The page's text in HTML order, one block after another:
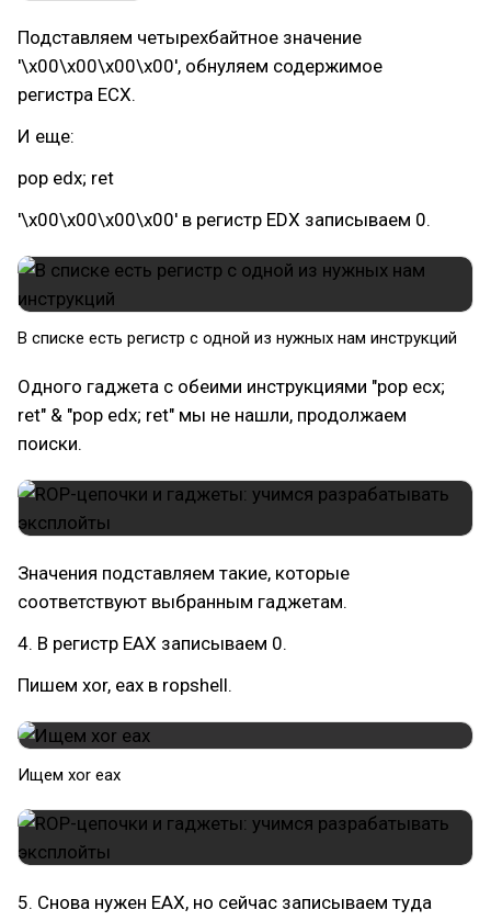
Подставляем четырехбайтное значение
'\x00\x00\x00\x00', обнуляем содержимое
регистра ECX.
И еще:
pop edx; ret
'\x00\x00\x00\x00' в регистр EDX записываем 0.
В списке есть регистр с одной из нужных нам инструкций​
Одного гаджета с обеими инструкциями "pop ecx;
ret" & "pop edx; ret" мы не нашли, продолжаем
поиски.
Значения подставляем такие, которые
соответствуют выбранным гаджетам.
4. В регистр EAX записываем 0.
Пишем xor, eax в ropshell.
​Ищем xor eax
5. Снова нужен EAX, но сейчас записываем туда